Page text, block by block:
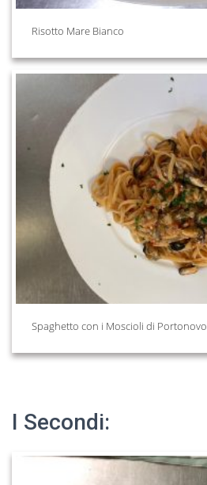
Risotto Mare Bianco
Spaghetto con i Moscioli di Portonovo
I Secondi: